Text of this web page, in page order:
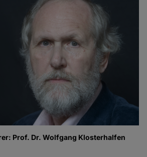
Prof. Dr. Wolfgang Klosterhalfen